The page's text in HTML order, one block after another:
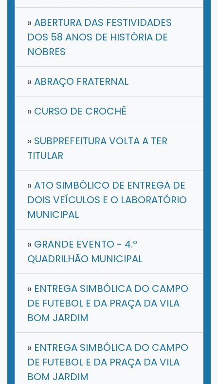
»ABERTURA DAS FESTIVIDADES
DOS 58 ANOS DE HISTÓRIA DE
NOBRES
»ABRAÇO FRATERNAL
» CURSO DE CROCHÊ
» SUBPREFEITURA VOLTA A TER
TITULAR
»ATO SIMBÓLICO DE ENTREGA DE
DOIS VEÍCULOS E O LABORATÓRIO
MUNICIPAL
» GRANDE EVENTO - 4.º
QUADRILHÃO MUNICIPAL
» ENTREGA SIMBÓLICA DO CAMPO
DE FUTEBOL E DA PRAÇA DA VILA
BOM JARDIM
» ENTREGA SIMBÓLICA DO CAMPO
DE FUTEBOL E DA PRAÇA DA VILA
BOM JARDIM